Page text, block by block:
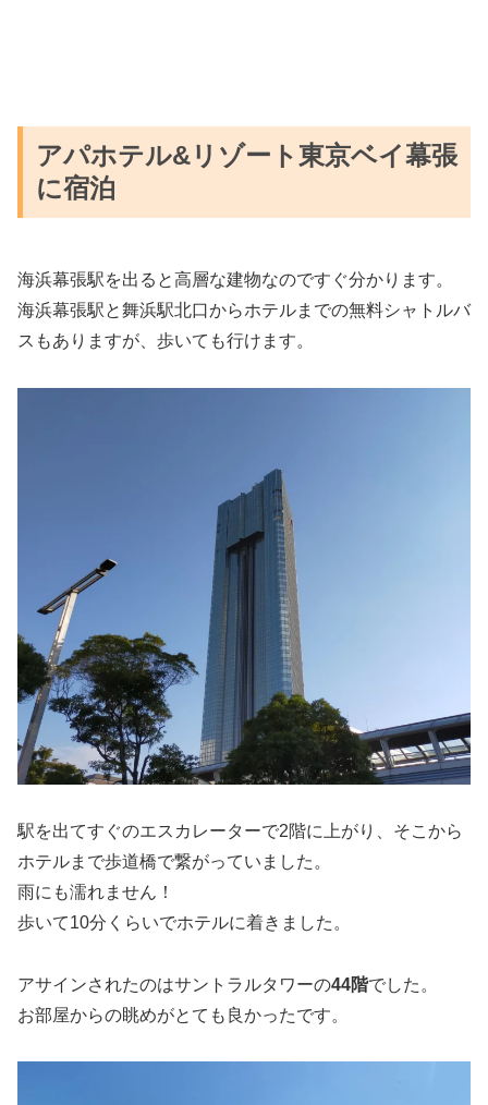
アパホテル&リゾート東京ベイ幕張
に宿泊
海浜幕張駅を出ると高層な建物なのですぐ分かります。
海浜幕張駅と舞浜駅北口からホテルまでの無料シャトルバ
スもありますが、歩いても行けます。
駅を出てすぐのエスカレーターで2階に上がり、そこから
ホテルまで歩道橋で繋がっていました。
雨にも濡れません！
歩いて10分くらいでホテルに着きました。
アサインされたのはサントラルタワーの44階でした。
お部屋からの眺めがとても良かったです。